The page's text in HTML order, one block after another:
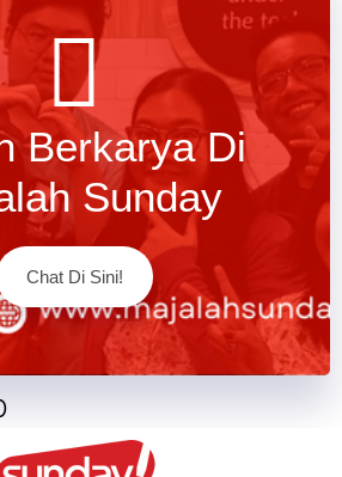
Berkarya Di
Sunday
Chat Di Sini!